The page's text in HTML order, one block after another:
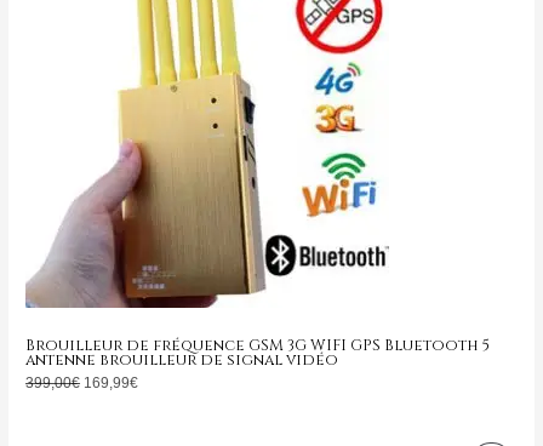
Brouilleur de fréquence GSM 3G WIFI GPS Bluetooth 5
antenne brouilleur de signal vidéo
399,00€ 169,99€